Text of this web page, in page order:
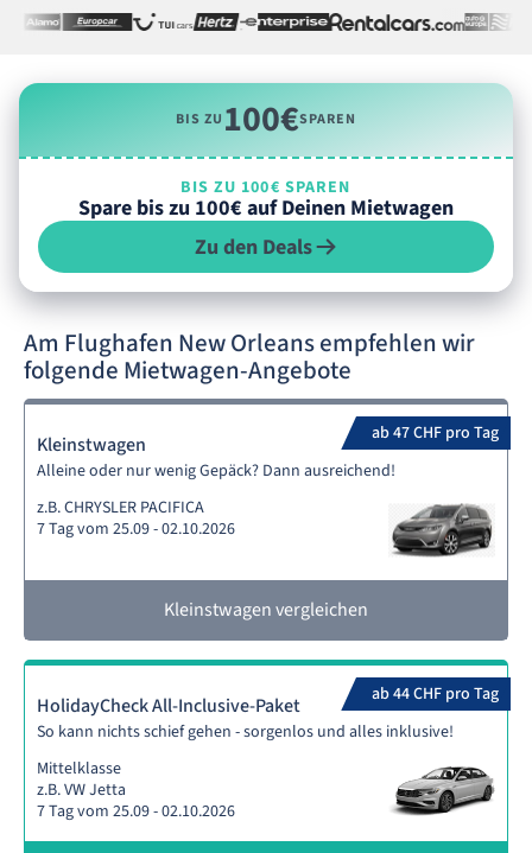
BIS ZU100€SPAREN
BIS ZU 100€ SPAREN
Spare bis zu 100€ auf Deinen Mietwagen
Zu den Deals
Am Flughafen New Orleans empfehlen wir
folgende Mietwagen-Angebote
ab 47 CHF pro Tag
Kleinstwagen
Alleine oder nur wenig Gepäck? Dann ausreichend!
z.B. CHRYSLER PACIFICA
7 Tag vom 25.09 - 02.10.2026
Kleinstwagen vergleichen
ab 44 CHF pro Tag
HolidayCheck All-Inclusive-Paket
So kann nichts schief gehen - sorgenlos und alles inklusive!
Mittelklasse
z.B. VW Jetta
7 Tag vom 25.09 - 02.10.2026